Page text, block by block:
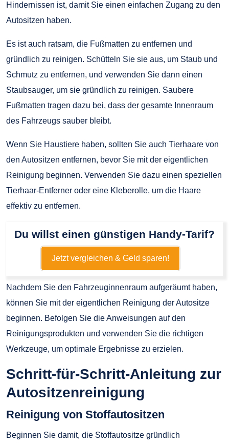
Hindernissen ist, damit Sie einen einfachen Zugang zu den
Autositzen haben.
Es ist auch ratsam, die Fußmatten zu entfernen und
gründlich zu reinigen. Schütteln Sie sie aus, um Staub und
Schmutz zu entfernen, und verwenden Sie dann einen
Staubsauger, um sie gründlich zu reinigen. Saubere
Fußmatten tragen dazu bei, dass der gesamte Innenraum
des Fahrzeugs sauber bleibt.
Wenn Sie Haustiere haben, sollten Sie auch Tierhaare von
den Autositzen entfernen, bevor Sie mit der eigentlichen
Reinigung beginnen. Verwenden Sie dazu einen speziellen
Tierhaar-Entferner oder eine Kleberolle, um die Haare
effektiv zu entfernen.
Du willst einen günstigen Handy-Tarif?
Jetzt vergleichen & Geld sparen!
Nachdem Sie den Fahrzeuginnenraum aufgeräumt haben,
können Sie mit der eigentlichen Reinigung der Autositze
beginnen. Befolgen Sie die Anweisungen auf den
Reinigungsprodukten und verwenden Sie die richtigen
Werkzeuge, um optimale Ergebnisse zu erzielen.
Schritt-für-Schritt-Anleitung zur
Autositzenreinigung
Reinigung von Stoffautositzen
Beginnen Sie damit, die Stoffautositze gründlich